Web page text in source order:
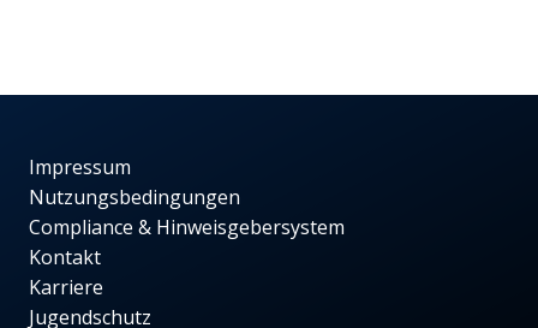
Impressum
Nutzungsbedingungen
Compliance & Hinweisgebersystem
Kontakt
Karriere
Jugendschutz